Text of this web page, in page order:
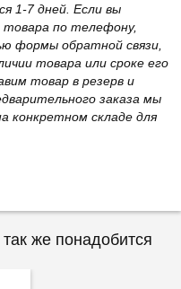
1-7 дней. Если вы
товара по телефону,
формы обратной связи,
товара или сроке его
товар в резерв и
заказа мы
конкретном складе для
же понадобится